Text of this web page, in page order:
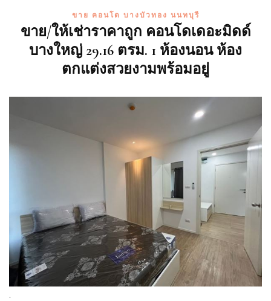
ขาย คอนโด บางบัวทอง นนทบุรี
ขาย/ให้เช่าราคาถูก คอนโดเดอะมิดด์
บางใหญ่ 29.16 ตรม. 1 ห้องนอน ห้อง
ตกแต่งสวยงามพร้อมอยู่
.